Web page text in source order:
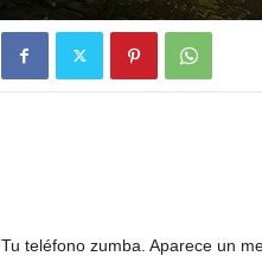
Tu teléfono zumba. Aparece un